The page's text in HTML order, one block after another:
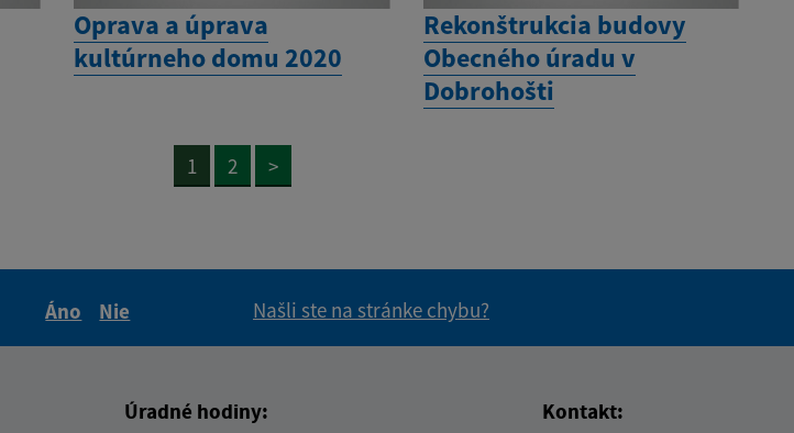
Oprava a úprava
kultúrneho domu 2020
Rekonštrukcia budovy
Obecného úradu v
Dobrohošti
1 2 >
Áno
Nie
Našli ste na stránke chybu?
Úradné hodiny: Kontakt: